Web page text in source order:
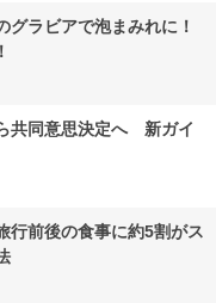
グラビアで泡まみれに！
共同意思決定へ 新ガイ
行前後の食事に約5割がス